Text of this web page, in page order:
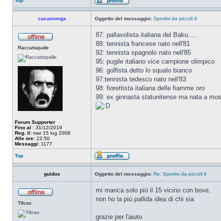
cucamonga Oggetto del messaggio: Sportivi da piccoli 6
Raccattapalle
Forum Supporter
Fino al : 31/12/2019
Reg. il: mar 15 lug 2008
Alle ore: 22:50
Messaggi: 1177
87: pallavolista italiana del Baku.....
88: tennista francese nato nell'81
92: tennista spagnolo nato nell'85
95: pugile italiano vice campione olimpico
96: golfista detto lo squalo bianco
97:tennista tedesco nato nell'83
98: fiorettista italiana delle fiamme oro
99: ex ginnasta statunitense ma nata a
Top
guidos Oggetto del messaggio: Re: Sportivi da piccoli 6
Tifoso
mi manca solo più il 15 vicino con boxe,
non ho la più pallida idea di chi sia
grazie per l'aiuto